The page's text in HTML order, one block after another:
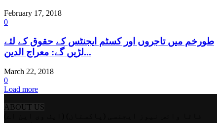
February 17, 2018
0
طورخم میں تاجروں اور کسٹم ایجنٹس کے حقوق کے لئے
لڑیں گے: معراج الدین...
March 22, 2018
0
Load more
ABOUT US